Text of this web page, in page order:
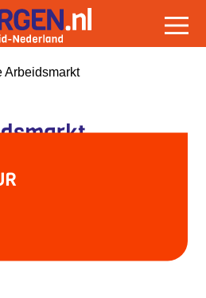
Arbeidsmarkt